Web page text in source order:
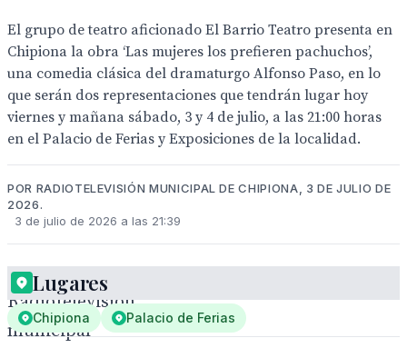
El grupo de teatro aficionado El Barrio Teatro presenta en
Chipiona la obra ‘Las mujeres los prefieren pachuchos’,
una comedia clásica del dramaturgo Alfonso Paso, en lo
que serán dos representaciones que tendrán lugar hoy
viernes y mañana sábado, 3 y 4 de julio, a las 21:00 horas
en el Palacio de Ferias y Exposiciones de la localidad.
POR RADIOTELEVISIÓN MUNICIPAL DE CHIPIONA, 3 DE JULIO DE
2026.
3 de julio de 2026 a las 21:39
Radiotelevisión
municipal
Lugares
Chipiona Palacio de Ferias